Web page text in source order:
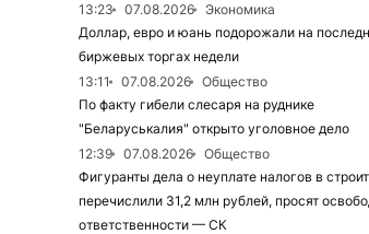
13:23
07.08.2026
Экономика
Доллар, евро и юань подорожали на
биржевых торгах недели
13:11
07.08.2026
Общество
По факту гибели слесаря на руднике
"Беларуськалия" открыто уголовное дело
12:39
07.08.2026
Общество
Фигуранты дела о неуплате налогов в
перечислили 31,2 млн рублей, просят
ответственности — СК